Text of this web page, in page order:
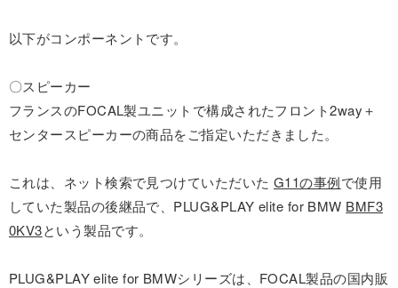
以下がコンポーネントです。
〇スピーカー
フランスのFOCAL製ユニットで構成されたフロント2way＋
センタースピーカーの商品をご指定いただきました。
これは、ネット検索で見つけていただいた G11の事例で使用
していた製品の後継品で、PLUG&PLAY elite for BMW BMF3
0KV3という製品です。
PLUG&PLAY elite for BMWシリーズは、FOCAL製品の国内販